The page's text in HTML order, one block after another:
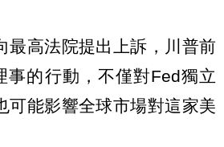
最高法院提出上訴，川普前
事的行動，不僅對Fed獨立
可能影響全球市場對這家美